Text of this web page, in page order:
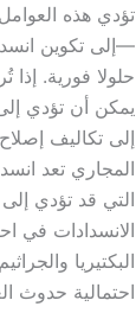
تؤدي هذه العوامل
—إلى تكوين
حلولا فورية.
يمكن أن تؤدي
إلى تكاليف
المجاري تعد
التي قد تؤدي
الانسدادات في
البكتيريا
احتمالية حدوث